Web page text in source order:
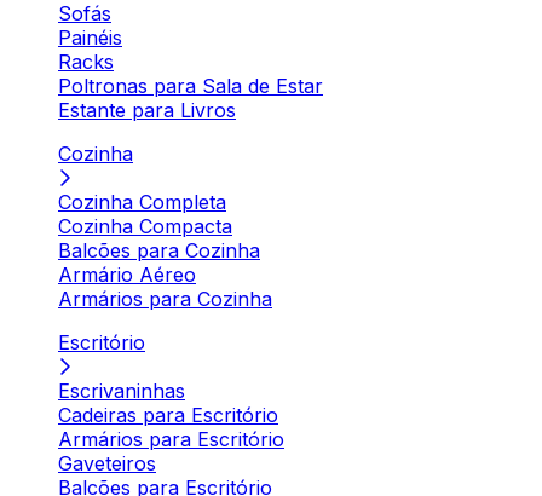
Sofás
Painéis
Racks
Poltronas para Sala de Estar
Estante para Livros
Cozinha
Cozinha Completa
Cozinha Compacta
Balcões para Cozinha
Armário Aéreo
Armários para Cozinha
Escritório
Escrivaninhas
Cadeiras para Escritório
Armários para Escritório
Gaveteiros
Balcões para Escritório